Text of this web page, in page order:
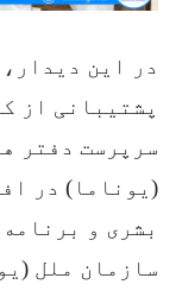
در این
پشتیبانی از
سرپرست دفتر
(یوناما) در
بشری و
سازمان ملل